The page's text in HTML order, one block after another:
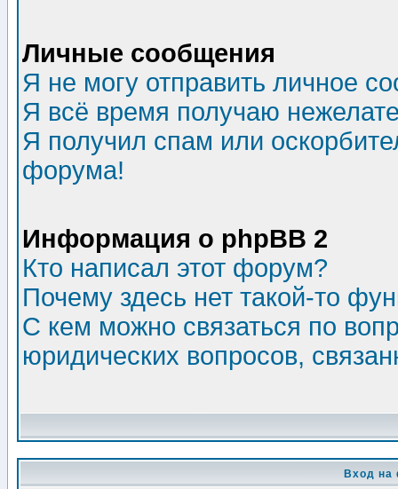
Личные сообщения
Я не могу отправить личное
Я всё время получаю
Я получил спам или
форума!
Информация о phpBB 2
Кто написал этот форум?
Почему здесь нет такой-то
С кем можно связаться по
юридических вопросов,
Вход на